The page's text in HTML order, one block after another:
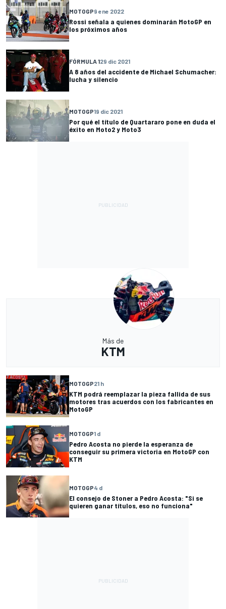
MOTOGP9 ene 2022
Rossi señala a quienes dominarán MotoGP en
los próximos años
FÓRMULA 129 dic 2021
A 8 años del accidente de Michael Schumacher:
lucha y silencio
MOTOGP19 dic 2021
Por qué el título de Quartararo pone en duda el
éxito en Moto2 y Moto3
Más de
KTM
MOTOGP21 h
KTM podrá reemplazar la pieza fallida de sus
motores tras acuerdos con los fabricantes en
MotoGP
MOTOGP1 d
Pedro Acosta no pierde la esperanza de
conseguir su primera victoria en MotoGP con
KTM
MOTOGP4 d
El consejo de Stoner a Pedro Acosta: "Si se
quieren ganar títulos, eso no funciona"